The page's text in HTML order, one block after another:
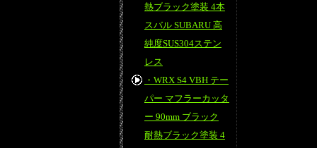
熱ブラック塗装 4本
スバル SUBARU 高
純度SUS304ステン
レス
・WRX S4 VBH テー
パー マフラーカッタ
ー 90mm ブラック
耐熱ブラック塗装 4